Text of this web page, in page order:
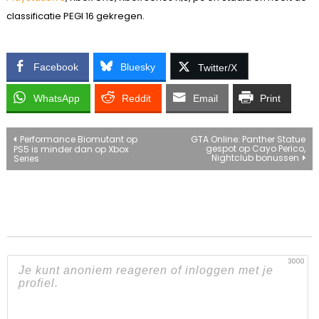
classificatie PEGI 16 gekregen.
Facebook Bluesky Twitter/X
WhatsApp Reddit Email Print
Bericht
navigatie
Performance Biomutant op
PS5 is minder dan op Xbox
Series
GTA Online: Panther Statue
gespot op Cayo Perico,
Nightclub bonussen
3000